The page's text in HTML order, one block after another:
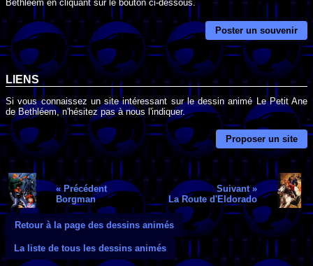
Bethléem en cliquant sur le bouton ci-dessous.
Poster un souvenir
LIENS
Si vous connaissez un site intéressant sur le dessin animé Le Petit Ane
de Bethléem, n'hésitez pas à nous l'indiquer.
Proposer un site
« Précédent
Borgman
Suivant »
La Route d'Eldorado
Retour à la page des dessins animés
La liste de tous les dessins animés